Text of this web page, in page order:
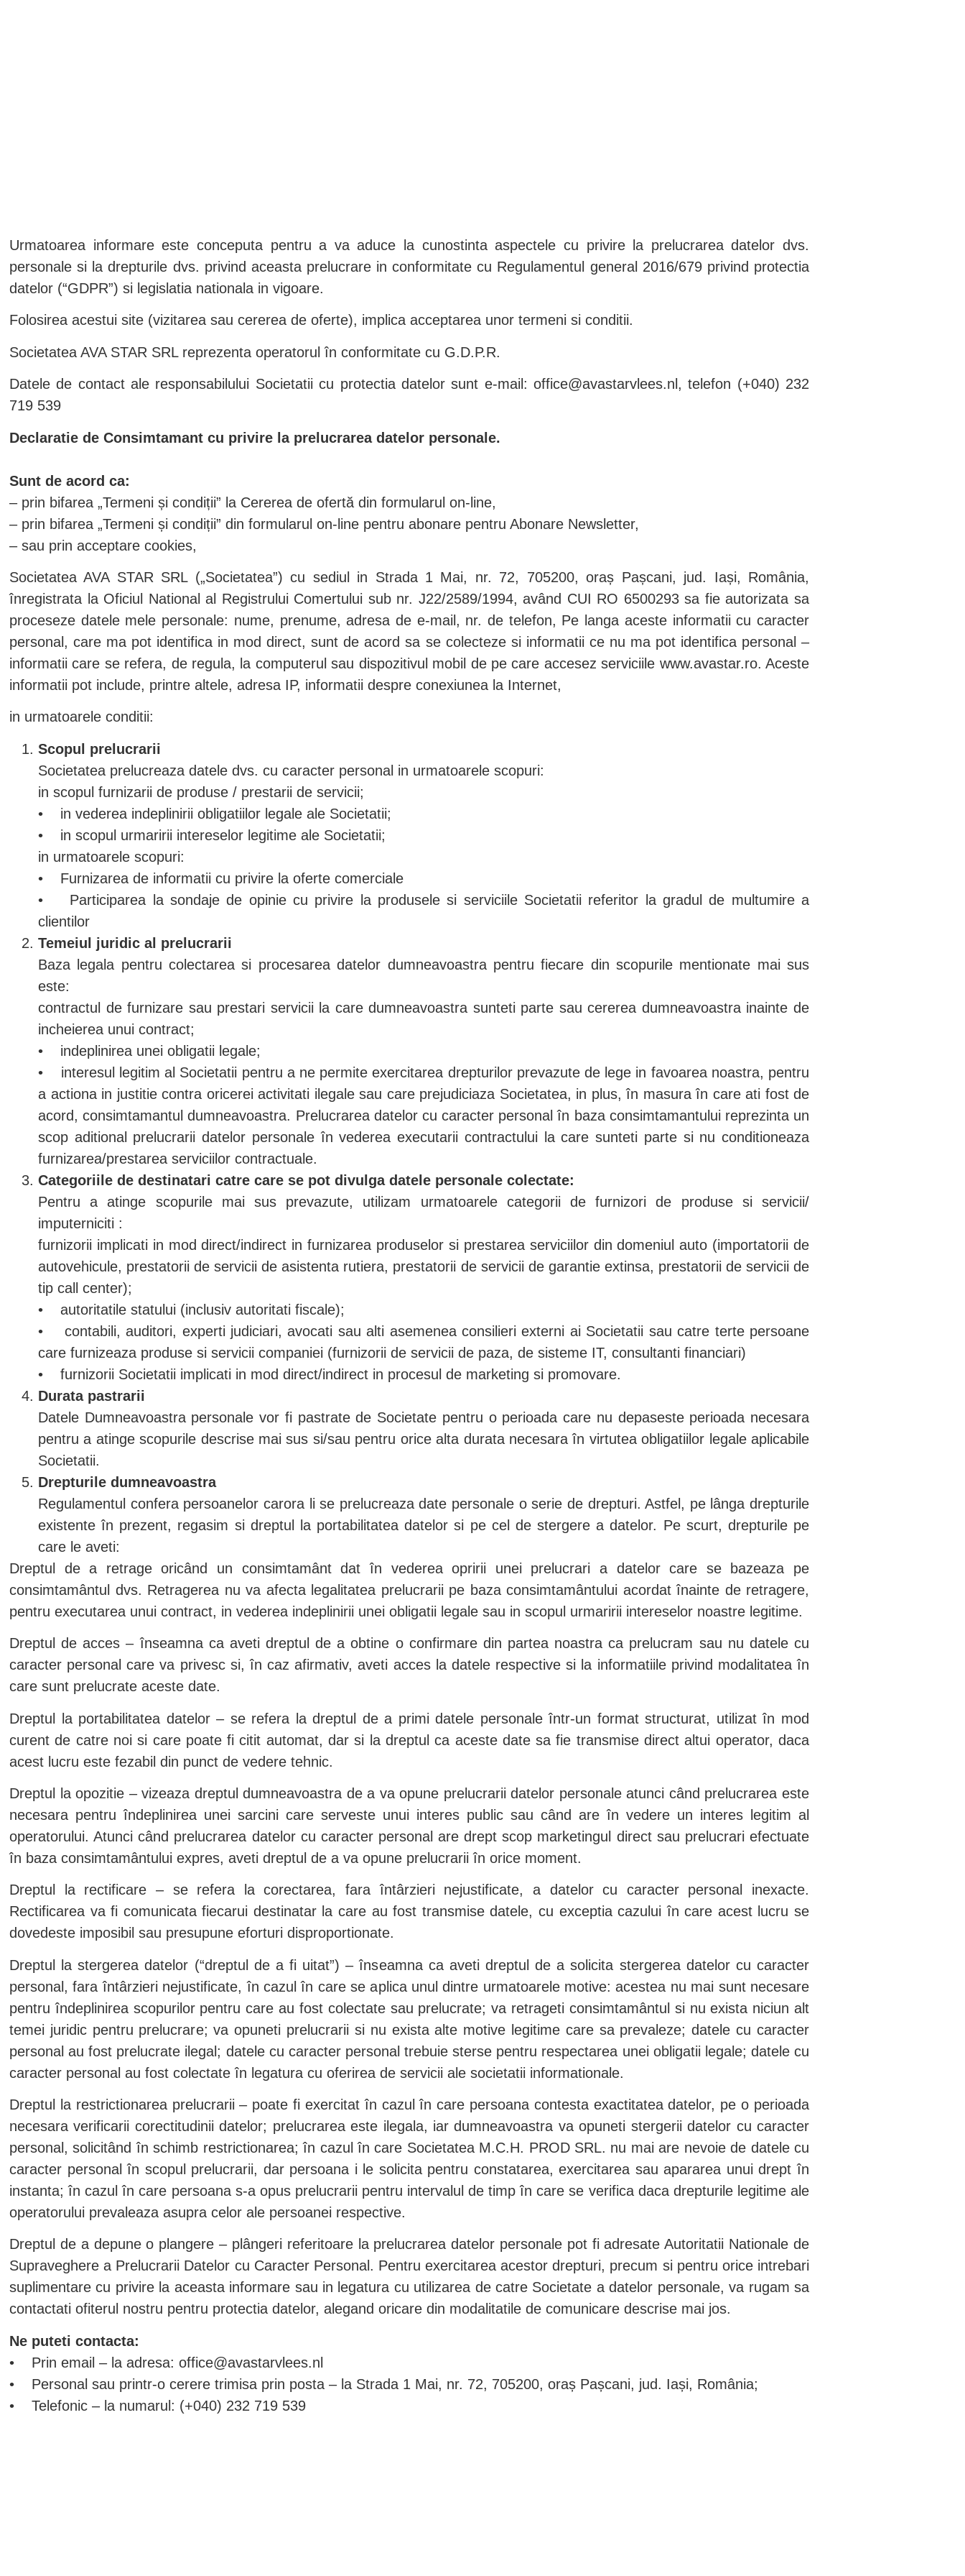
Urmatoarea informare este conceputa pentru a va aduce la cunostinta aspectele cu privire la prelucrarea datelor dvs.
personale si la drepturile dvs. privind aceasta prelucrare in conformitate cu Regulamentul general 2016/679 privind protectia
datelor (“GDPR”) si legislatia nationala in vigoare.
Folosirea acestui site (vizitarea sau cererea de oferte), implica acceptarea unor termeni si conditii.
Societatea AVA STAR SRL reprezenta operatorul în conformitate cu G.D.P.R.
Datele de contact ale responsabilului Societatii cu protectia datelor sunt e-mail: office@avastarvlees.nl, telefon (+040) 232
719 539
Declaratie de Consimtamant cu privire la prelucrarea datelor personale.
Sunt de acord ca:
– prin bifarea „Termeni și condiții” la Cererea de ofertă din formularul on-line,
– prin bifarea „Termeni și condiții” din formularul on-line pentru abonare pentru Abonare Newsletter,
– sau prin acceptare cookies,
Societatea AVA STAR SRL („Societatea”) cu sediul in Strada 1 Mai, nr. 72, 705200, oraș Pașcani, jud. Iași, România,
înregistrata la Oficiul National al Registrului Comertului sub nr. J22/2589/1994, având CUI RO 6500293 sa fie autorizata sa
proceseze datele mele personale: nume, prenume, adresa de e-mail, nr. de telefon, Pe langa aceste informatii cu caracter
personal, care ma pot identifica in mod direct, sunt de acord sa se colecteze si informatii ce nu ma pot identifica personal –
informatii care se refera, de regula, la computerul sau dispozitivul mobil de pe care accesez serviciile www.avastar.ro. Aceste
informatii pot include, printre altele, adresa IP, informatii despre conexiunea la Internet,
in urmatoarele conditii:
Scopul prelucrarii
Societatea prelucreaza datele dvs. cu caracter personal in urmatoarele scopuri:
in scopul furnizarii de produse / prestarii de servicii;
• in vederea indeplinirii obligatiilor legale ale Societatii;
• in scopul urmaririi intereselor legitime ale Societatii;
in urmatoarele scopuri:
• Furnizarea de informatii cu privire la oferte comerciale
• Participarea la sondaje de opinie cu privire la produsele si serviciile Societatii referitor la gradul de multumire a
clientilor
Temeiul juridic al prelucrarii
Baza legala pentru colectarea si procesarea datelor dumneavoastra pentru fiecare din scopurile mentionate mai sus
este:
contractul de furnizare sau prestari servicii la care dumneavoastra sunteti parte sau cererea dumneavoastra inainte de
incheierea unui contract;
• indeplinirea unei obligatii legale;
• interesul legitim al Societatii pentru a ne permite exercitarea drepturilor prevazute de lege in favoarea noastra, pentru
a actiona in justitie contra oricerei activitati ilegale sau care prejudiciaza Societatea, in plus, în masura în care ati fost de
acord, consimtamantul dumneavoastra. Prelucrarea datelor cu caracter personal în baza consimtamantului reprezinta un
scop aditional prelucrarii datelor personale în vederea executarii contractului la care sunteti parte si nu conditioneaza
furnizarea/prestarea serviciilor contractuale.
Categoriile de destinatari catre care se pot divulga datele personale colectate:
Pentru a atinge scopurile mai sus prevazute, utilizam urmatoarele categorii de furnizori de produse si servicii/
imputerniciti :
furnizorii implicati in mod direct/indirect in furnizarea produselor si prestarea serviciilor din domeniul auto (importatorii de
autovehicule, prestatorii de servicii de asistenta rutiera, prestatorii de servicii de garantie extinsa, prestatorii de servicii de
tip call center);
• autoritatile statului (inclusiv autoritati fiscale);
• contabili, auditori, experti judiciari, avocati sau alti asemenea consilieri externi ai Societatii sau catre terte persoane
care furnizeaza produse si servicii companiei (furnizorii de servicii de paza, de sisteme IT, consultanti financiari)
• furnizorii Societatii implicati in mod direct/indirect in procesul de marketing si promovare.
Durata pastrarii
Datele Dumneavoastra personale vor fi pastrate de Societate pentru o perioada care nu depaseste perioada necesara
pentru a atinge scopurile descrise mai sus si/sau pentru orice alta durata necesara în virtutea obligatiilor legale aplicabile
Societatii.
Drepturile dumneavoastra
Regulamentul confera persoanelor carora li se prelucreaza date personale o serie de drepturi. Astfel, pe lânga drepturile
existente în prezent, regasim si dreptul la portabilitatea datelor si pe cel de stergere a datelor. Pe scurt, drepturile pe
care le aveti:
Dreptul de a retrage oricând un consimtamânt dat în vederea opririi unei prelucrari a datelor care se bazeaza pe
consimtamântul dvs. Retragerea nu va afecta legalitatea prelucrarii pe baza consimtamântului acordat înainte de retragere,
pentru executarea unui contract, in vederea indeplinirii unei obligatii legale sau in scopul urmaririi intereselor noastre legitime.
Dreptul de acces – înseamna ca aveti dreptul de a obtine o confirmare din partea noastra ca prelucram sau nu datele cu
caracter personal care va privesc si, în caz afirmativ, aveti acces la datele respective si la informatiile privind modalitatea în
care sunt prelucrate aceste date.
Dreptul la portabilitatea datelor – se refera la dreptul de a primi datele personale într-un format structurat, utilizat în mod
curent de catre noi si care poate fi citit automat, dar si la dreptul ca aceste date sa fie transmise direct altui operator, daca
acest lucru este fezabil din punct de vedere tehnic.
Dreptul la opozitie – vizeaza dreptul dumneavoastra de a va opune prelucrarii datelor personale atunci când prelucrarea este
necesara pentru îndeplinirea unei sarcini care serveste unui interes public sau când are în vedere un interes legitim al
operatorului. Atunci când prelucrarea datelor cu caracter personal are drept scop marketingul direct sau prelucrari efectuate
în baza consimtamântului expres, aveti dreptul de a va opune prelucrarii în orice moment.
Dreptul la rectificare – se refera la corectarea, fara întârzieri nejustificate, a datelor cu caracter personal inexacte.
Rectificarea va fi comunicata fiecarui destinatar la care au fost transmise datele, cu exceptia cazului în care acest lucru se
dovedeste imposibil sau presupune eforturi disproportionate.
Dreptul la stergerea datelor (“dreptul de a fi uitat”) – înseamna ca aveti dreptul de a solicita stergerea datelor cu caracter
personal, fara întârzieri nejustificate, în cazul în care se aplica unul dintre urmatoarele motive: acestea nu mai sunt necesare
pentru îndeplinirea scopurilor pentru care au fost colectate sau prelucrate; va retrageti consimtamântul si nu exista niciun alt
temei juridic pentru prelucrare; va opuneti prelucrarii si nu exista alte motive legitime care sa prevaleze; datele cu caracter
personal au fost prelucrate ilegal; datele cu caracter personal trebuie sterse pentru respectarea unei obligatii legale; datele cu
caracter personal au fost colectate în legatura cu oferirea de servicii ale societatii informationale.
Dreptul la restrictionarea prelucrarii – poate fi exercitat în cazul în care persoana contesta exactitatea datelor, pe o perioada
necesara verificarii corectitudinii datelor; prelucrarea este ilegala, iar dumneavoastra va opuneti stergerii datelor cu caracter
personal, solicitând în schimb restrictionarea; în cazul în care Societatea M.C.H. PROD SRL. nu mai are nevoie de datele cu
caracter personal în scopul prelucrarii, dar persoana i le solicita pentru constatarea, exercitarea sau apararea unui drept în
instanta; în cazul în care persoana s-a opus prelucrarii pentru intervalul de timp în care se verifica daca drepturile legitime ale
operatorului prevaleaza asupra celor ale persoanei respective.
Dreptul de a depune o plangere – plângeri referitoare la prelucrarea datelor personale pot fi adresate Autoritatii Nationale de
Supraveghere a Prelucrarii Datelor cu Caracter Personal. Pentru exercitarea acestor drepturi, precum si pentru orice intrebari
suplimentare cu privire la aceasta informare sau in legatura cu utilizarea de catre Societate a datelor personale, va rugam sa
contactati ofiterul nostru pentru protectia datelor, alegand oricare din modalitatile de comunicare descrise mai jos.
Ne puteti contacta:
• Prin email – la adresa: office@avastarvlees.nl
• Personal sau printr-o cerere trimisa prin posta – la Strada 1 Mai, nr. 72, 705200, oraș Pașcani, jud. Iași, România;
• Telefonic – la numarul: (+040) 232 719 539